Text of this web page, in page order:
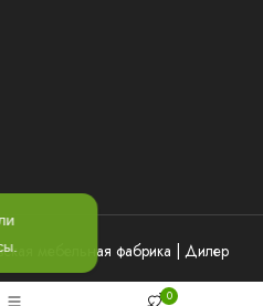
мебельная фабрика | Дилер
0